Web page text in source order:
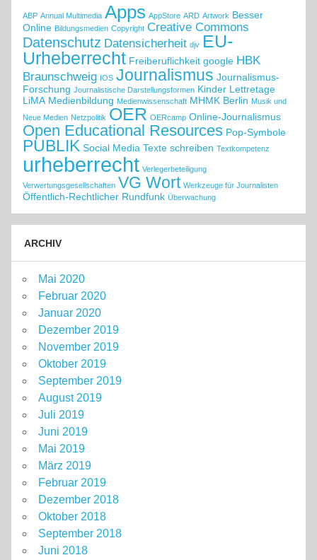
ABP Annual Multimedia Apps AppStore ARD Artwork Besser
Online Bildungsmedien Copyright Creative Commons
Datenschutz Datensicherheit djv EU-
Urheberrecht Freiberuflichkeit google HBK
Braunschweig IOS Journalismus Journalismus-
Forschung Journalistische Darstellungsformen Kinder Lettretage
LiMA Medienbildung Medienwissenschaft MHMK Berlin Musik und
Neue Medien Netzpolitik OER OERcamp Online-Journalismus
Open Educational Resources Pop-Symbole
PUBLIK Social Media Texte schreiben Textkompetenz
urheberrecht Verlegerbeteiligung
Verwertungsgesellschaften VG Wort Werkzeuge für Journalisten
Öffentlich-Rechtlicher Rundfunk Überwachung
ARCHIV
Mai 2020
Februar 2020
Januar 2020
Dezember 2019
November 2019
Oktober 2019
September 2019
August 2019
Juli 2019
Juni 2019
Mai 2019
März 2019
Februar 2019
Dezember 2018
Oktober 2018
September 2018
Juni 2018